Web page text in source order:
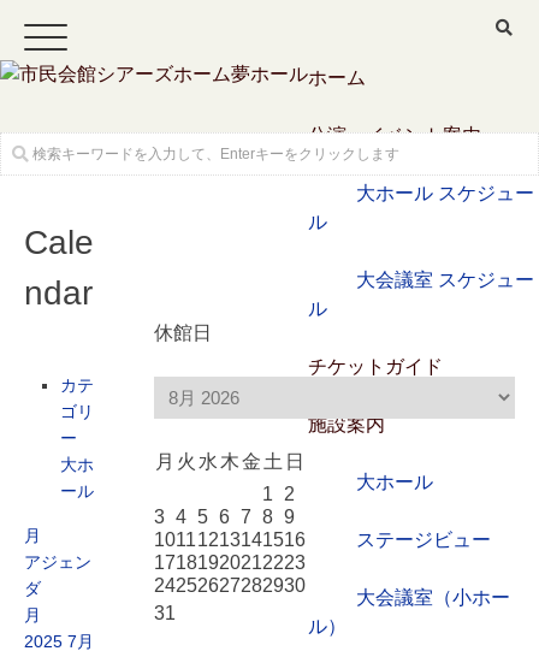
ホーム
公演・イベント案内
大ホール スケジュー
ル
大会議室 スケジュー
ル
チケットガイド
施設案内
大ホール
ステージビュー
大会議室（小ホー
ル）
Cale
ndar
カテ
ゴリ
ー
大ホ
ール
月
アジェン
ダ
月
2025 7月
休館日
月 火 水 木金 土 日
1
2
3 4 5 6 7 8 9
10111213141516
17181920212223
24252627282930
31